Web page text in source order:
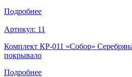
Подробнее
Артикул: 11
Комплект КР-011 «Собор»
покрывало
Подробнее